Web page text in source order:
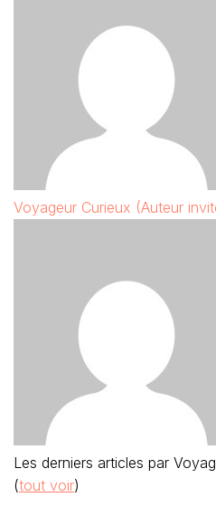
Voyageur Curieux (Auteur
Les derniers articles par
(tout voir)